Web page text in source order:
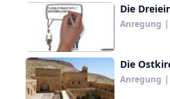
Die
Anregung |
Die
Anregung |